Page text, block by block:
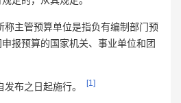
称主管预算单位是指负有编制部门预
报预算的国家机关、事业单位和团
布之日起施行。 [1]